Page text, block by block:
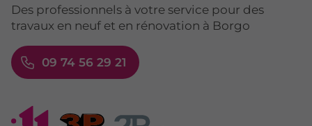
Des professionnels à votre service pour des
travaux en neuf et en rénovation à Borgo
09 74 56 29 21